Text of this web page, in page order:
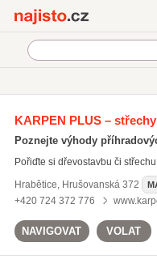
dřevěné vazníky(182)
tesařské práce(1550)
KARPEN PLUS –
Poznejte výhody
Pořiďte si dřevostavbu či
Hrabětice, Hrušovanská 372
+420 724 372 776
NAVIGOVAT VOLAT